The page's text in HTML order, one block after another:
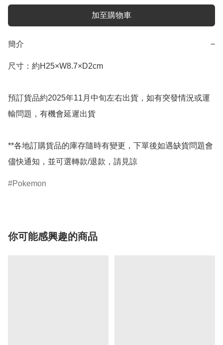
加至購物車
簡介 −
尺寸：約H25×W8.7×D2cm
預訂貨品約2025年11月中旬左右出貨，如有突發情況或運
輸問題，有機會延遲出貨
**各地訂購貨品的庫存隨時有變更，下單後如遇缺貨問題會
儘快通知，並可選轉款/退款，請見諒
Pokemon
你可能感興趣的商品